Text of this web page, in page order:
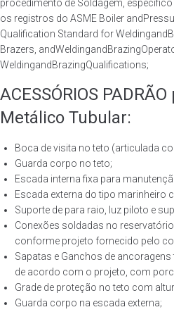
procedimento de Soldagem,
os registros do ASME Boiler
Qualification Standard for
Brazers,
WeldingandBrazingQualifications;
ACESSÓRIOS
Metálico Tubular:
Boca de visita no teto (articulada
Guarda corpo no teto;
Escada interna fixa para
Escada externa do tipo marinheiro
Suporte de para raio, luz piloto e
Conexões soldadas no
conforme projeto fornecido pelo
Sapatas e Ganchos de
de acordo com o projeto, com
Grade de proteção no teto com
Guarda corpo na escada externa;